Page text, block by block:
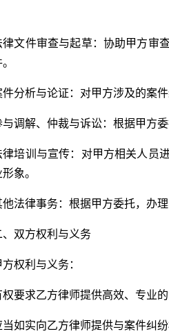
律文件审查与起草：协助甲方审
件分析与论证：对甲方涉及的案
与调解、仲裁与诉讼：根据甲方
律培训与宣传：对甲方相关人员
象。
他法律事务：根据甲方委托，办
、双方权利与义务
方权利与义务：
权要求乙方律师提供高效、专业的
当如实向乙方律师提供与案件纠